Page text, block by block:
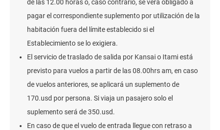
de las 12.00 horas o, caso contrario, se verá obligado a
pagar el correspondiente suplemento por utilización de la
habitación fuera del límite establecido si el
Establecimiento se lo exigiera.
El servicio de traslado de salida por Kansai o Itami está
previsto para vuelos a partir de las 08.00hrs am, en caso
de vuelos anteriores, se aplicará un suplemento de
170.usd por persona. Si viaja un pasajero solo el
suplemento será de 350.usd.
En caso de que el vuelo de entrada llegue con retraso a